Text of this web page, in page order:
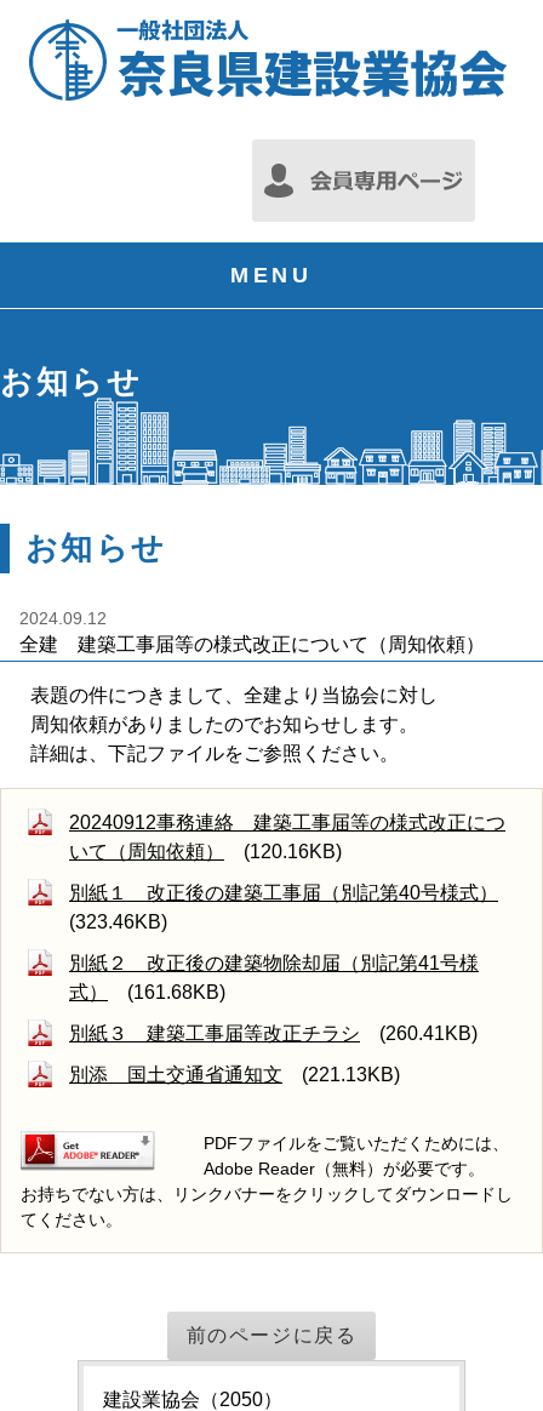
MENU
お知らせ
お知らせ
2024.09.12
全建 建築工事届等の様式改正について（周知依頼）
表題の件につきまして、全建より当協会に対し
周知依頼がありましたのでお知らせします。
詳細は、下記ファイルをご参照ください。
20240912事務連絡 建築工事届等の様式改正につ
いて（周知依頼）
(120.16KB)
別紙１ 改正後の建築工事届（別記第40号様式）
(323.46KB)
別紙２ 改正後の建築物除却届（別記第41号様
式）
(161.68KB)
別紙３ 建築工事届等改正チラシ (260.41KB)
別添 国土交通省通知文 (221.13KB)
PDFファイルをご覧いただくためには、
Adobe Reader（無料）が必要です。
お持ちでない方は、リンクバナーをクリックしてダウンロードし
てください。
前のページに戻る
建設業協会（2050）